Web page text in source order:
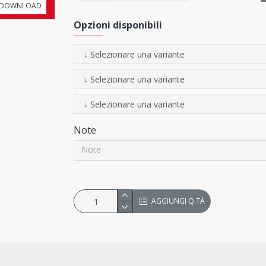
ACCESSORI (non inclusi)
Cavalletto
Opzioni disponibili
Note
AGGIUNGI Q.TÀ